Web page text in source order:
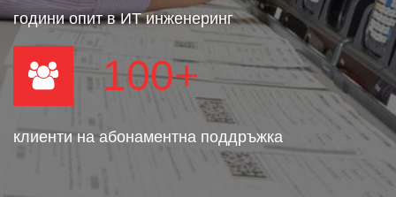
години опит в ИТ инженеринг
100+
клиенти на абонаментна поддръжка